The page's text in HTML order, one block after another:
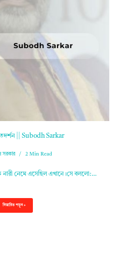
|| Subodh Sarkar
সরকার 2 Min Read
নারী নেমে এসেছিল এখানে।সে বললো:…
বিস্তারিত পড়ুন »